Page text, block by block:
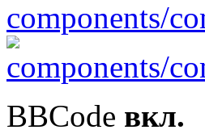
BBCode вкл.